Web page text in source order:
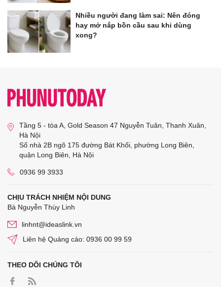
Nhiều người đang làm sai: Nên đóng
hay mở nắp bồn cầu sau khi dùng
xong?
Tầng 5 - tòa A, Gold Season 47 Nguyễn Tuân, Thanh Xuân,
Hà Nội
Số nhà 2B ngõ 175 đường Bát Khối, phường Long Biên,
quận Long Biên, Hà Nội
0936 99 3933
CHỊU TRÁCH NHIỆM NỘI DUNG
Bà Nguyễn Thùy Linh
linhnt@ideaslink.vn
Liên hệ Quảng cáo: 0936 00 99 59
THEO DÕI CHÚNG TÔI